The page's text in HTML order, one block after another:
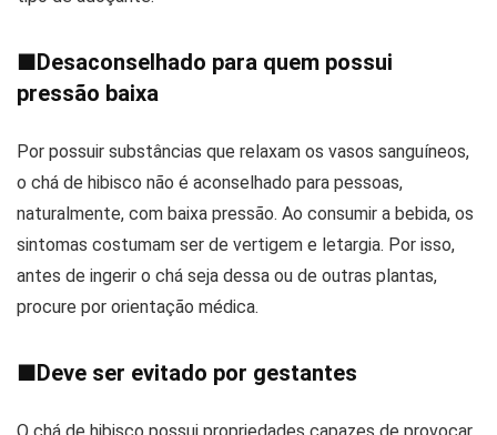
■Desaconselhado para quem possui
pressão baixa
Por possuir substâncias que relaxam os vasos sanguíneos,
o chá de hibisco não é aconselhado para pessoas,
naturalmente, com baixa pressão. Ao consumir a bebida, os
sintomas costumam ser de vertigem e letargia. Por isso,
antes de ingerir o chá seja dessa ou de outras plantas,
procure por orientação médica.
■Deve ser evitado por gestantes
O chá de hibisco possui propriedades capazes de provocar